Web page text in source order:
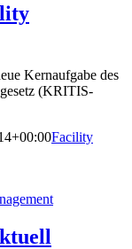
Kernaufgabe des
(KRITIS-
Facility